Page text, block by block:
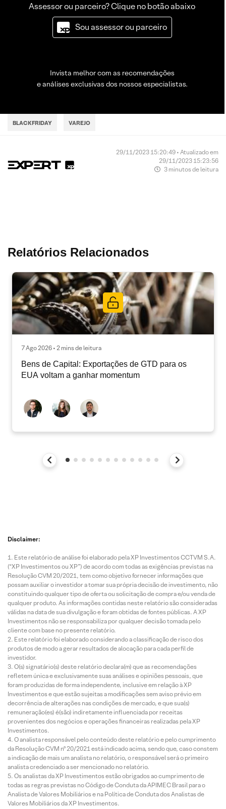
Assessor ou parceiro? Clique no botão abaixo
Sou assessor ou parceiro
Invista melhor com as recomendações
e análises exclusivas dos nossos especialistas.
BLACKFRIDAY VAREJO
29/11/2023 15:20:49 • Atualizado em
29/11/2023 15:23:56
3 minutos de leitura
Relatórios Relacionados
7 Ago 2026 • 2 mins de leitura
Bens de Capital: Exportações de GTD para os
EUA voltam a ganhar momentum
Disclaimer:
Este relatório de análise foi elaborado pela XP Investimentos CCTVM S.A.
(“XP Investimentos ou XP”) de acordo com todas as exigências previstas na
Resolução CVM 20/2021, tem como objetivo fornecer informações que
possam auxiliar o investidor a tomar sua própria decisão de investimento, não
constituindo qualquer tipo de oferta ou solicitação de compra e/ou venda de
qualquer produto. As informações contidas neste relatório são consideradas
válidas na data de sua divulgação e foram obtidas de fontes públicas. A XP
Investimentos não se responsabiliza por qualquer decisão tomada pelo
cliente com base no presente relatório.
Este relatório foi elaborado considerando a classificação de risco dos
produtos de modo a gerar resultados de alocação para cada perfil de
investidor.
O(s) signatário(s) deste relatório declara(m) que as recomendações
refletem única e exclusivamente suas análises e opiniões pessoais, que
foram produzidas de forma independente, inclusive em relação à XP
Investimentos e que estão sujeitas a modificações sem aviso prévio em
decorrência de alterações nas condições de mercado, e que sua(s)
remuneração(es) é(são) indiretamente influenciada por receitas
provenientes dos negócios e operações financeiras realizadas pela XP
Investimentos.
O analista responsável pelo conteúdo deste relatório e pelo cumprimento
da Resolução CVM nº 20/2021 está indicado acima, sendo que, caso constem
a indicação de mais um analista no relatório, o responsável será o primeiro
analista credenciado a ser mencionado no relatório.
Os analistas da XP Investimentos estão obrigados ao cumprimento de
todas as regras previstas no Código de Conduta da APIMEC Brasil para o
Analista de Valores Mobiliários e na Política de Conduta dos Analistas de
Valores Mobiliários da XP Investimentos.